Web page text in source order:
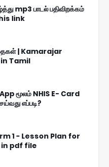
mp3 பாடல் பதிவிறக்கம்
link
| Kamarajar
Tamil
மூலம் NHIS E- Card
எப்படி?
1 - Lesson Plan for
pdf file